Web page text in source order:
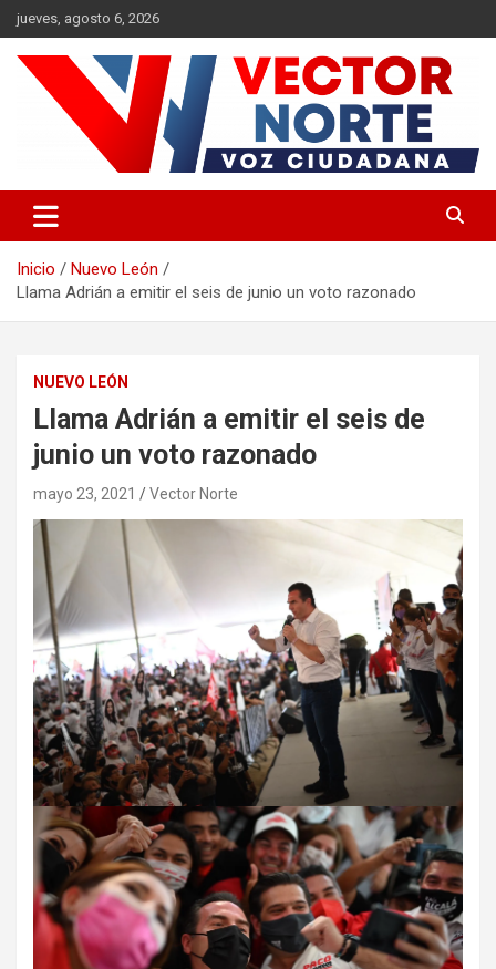
Saltar
al
contenido
jueves, agosto 6, 2026
Vector Norte
Inicio
Nuevo León
Llama Adrián a emitir el seis de junio un voto razonado
NUEVO LEÓN
Llama Adrián a emitir el seis de
junio un voto razonado
mayo 23, 2021 Vector Norte